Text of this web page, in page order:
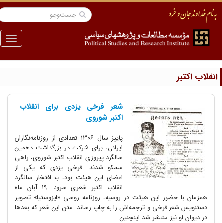
منو
اکتبر
شعر فرخی یزدی برای انقلاب
اکتبر شوروی
پاییز سال ۱۳۰۶ تعدادی از روزنامه‌نگاران
ایرانی، برای شرکت در بزرگداشت دهمین
سالگرد پیروزی انقلاب اکتبر شوروی، راهی
مسکو شدند. فرخی یزدی که یکی از
اعضای این هیئت بود، به افتخار سالگرد
انقلاب اکتبر شعری سرود. ۱۹ آبان ماه
همزمان با حضور این هیئت در روسیه، روزنامه روسی «ایزوستیا» تصویر
دستنویس شعر فرخی و ترجمه‌اش را به چاپ رساند. متن این شعر که بعدها
در دیوان او نیز منتشر شد اینچنین...